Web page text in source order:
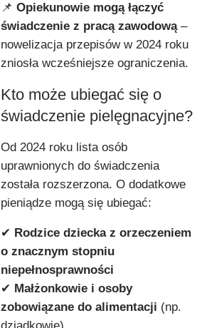
📌 Opiekunowie mogą łączyć
świadczenie z pracą zawodową–
nowelizacja przepisów w 2024 roku
zniosła wcześniejsze ograniczenia.
Kto może ubiegać się o
świadczenie pielęgnacyjne?
Od 2024 roku lista osób
uprawnionych do świadczenia
została rozszerzona. O dodatkowe
pieniądze mogą się ubiegać:
✔ Rodzice dziecka z orzeczeniem
o znacznym stopniu
niepełnosprawności
✔ Małżonkowie i osoby
zobowiązane do alimentacji (np.